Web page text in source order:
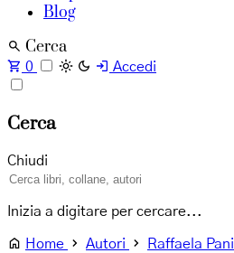
Blog
Cerca
0 Accedi
Cerca
Chiudi
Inizia a digitare per cercare...
Home Autori Raffaela Pani